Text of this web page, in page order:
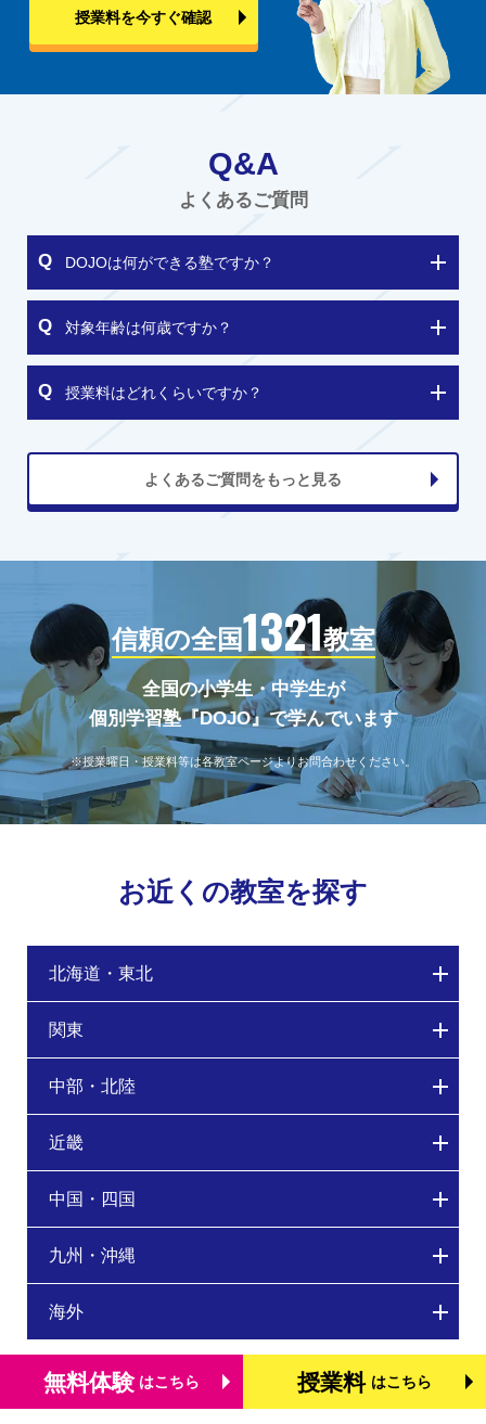
授業料を今すぐ確認
Q&A
よくあるご質問
DOJOは何ができる塾ですか？
対象年齢は何歳ですか？
授業料はどれくらいですか？
よくあるご質問をもっと見る
信頼の全国1321教室
全国の小学生・中学生が
個別学習塾『DOJO』で学んでいます
※授業曜日・授業料等は各教室ページよりお問合わせください。
お近くの教室を探す
北海道・東北
関東
中部・北陸
近畿
中国・四国
九州・沖縄
海外
無料体験 はこちら 授業料 はこちら